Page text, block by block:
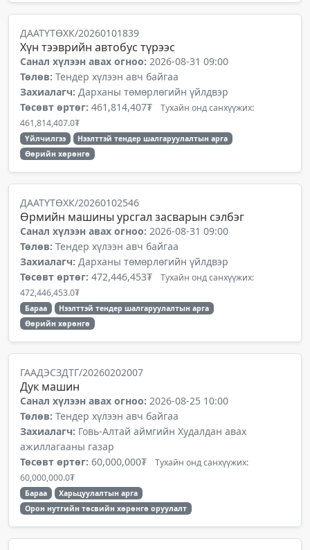
ДААТҮТӨХК/20260101839
Хүн тээврийн автобус түрээс
Санал хүлээн авах огноо: 2026-08-31 09:00
Төлөв: Тендер хүлээн авч байгаа
Захиалагч: Дарханы төмөрлөгийн үйлдвэр
Төсөвт өртөг: 461,814,407₮ Тухайн онд санхүүжих:
461,814,407.0₮
Үйлчилгээ
Нээлттэй тендер шалгаруулалтын арга
Өөрийн хөрөнгө
ДААТҮТӨХК/20260102546
Өрмийн машины урсгал засварын сэлбэг
Санал хүлээн авах огноо: 2026-08-31 09:00
Төлөв: Тендер хүлээн авч байгаа
Захиалагч: Дарханы төмөрлөгийн үйлдвэр
Төсөвт өртөг: 472,446,453₮ Тухайн онд санхүүжих:
472,446,453.0₮
Бараа
Нээлттэй тендер шалгаруулалтын арга
Өөрийн хөрөнгө
ГААДЭСЗДТГ/20260202007
Дук машин
Санал хүлээн авах огноо: 2026-08-25 10:00
Төлөв: Тендер хүлээн авч байгаа
Захиалагч: Говь-Алтай аймгийн Худалдан авах
ажиллагааны газар
Төсөвт өртөг: 60,000,000₮ Тухайн онд санхүүжих:
60,000,000.0₮
Бараа
Харьцуулалтын арга
Орон нутгийн төсвийн хөрөнгө оруулалт